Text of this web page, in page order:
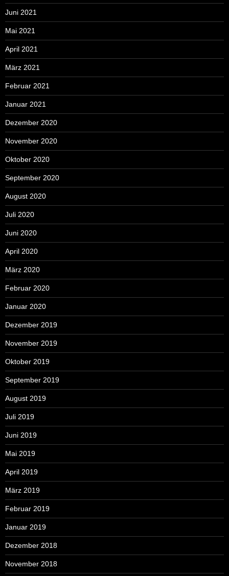
Juni 2021
Mai 2021
April 2021
März 2021
Februar 2021
Januar 2021
Dezember 2020
November 2020
Oktober 2020
September 2020
August 2020
Juli 2020
Juni 2020
April 2020
März 2020
Februar 2020
Januar 2020
Dezember 2019
November 2019
Oktober 2019
September 2019
August 2019
Juli 2019
Juni 2019
Mai 2019
April 2019
März 2019
Februar 2019
Januar 2019
Dezember 2018
November 2018